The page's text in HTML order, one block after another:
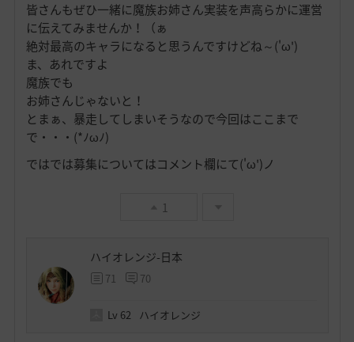
皆さんもぜひ一緒に魔族お姉さん実装を声高らかに運営
に伝えてみませんか！（ぁ
絶対最高のキャラになると思うんですけどね～('ω')
ま、あれですよ
魔族でも
お姉さんじゃないと！
とまぁ、暴走してしまいそうなので今回はここまで
で・・・(*ﾉωﾉ)
ではでは募集についてはコメント欄にて('ω')ノ
1
ハイオレンジ-日本
71 70
Lv 62 ハイオレンジ